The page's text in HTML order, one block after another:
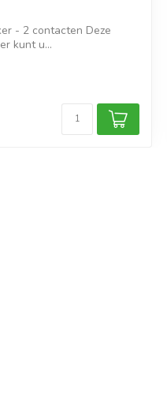
- 2 contacten Deze
kunt u...